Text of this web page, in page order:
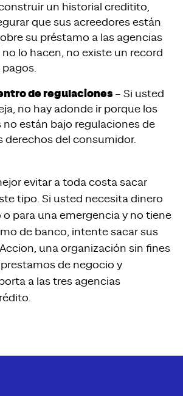
un historial creditito,
que sus acreedores están
su préstamo a las agencias
lo hacen, no existe un record
de regulaciones – Si usted
no hay adonde ir porque los
están bajo regulaciones de
derechos del consumidor.
evitar a toda costa sacar
tipo. Si usted necesita dinero
o para una emergencia y no tiene
de banco, intente sacar sus
una organización sin fines
de negocio y
a las tres agencias